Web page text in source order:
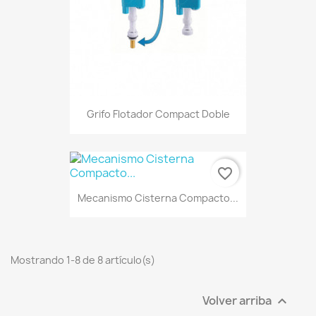
Grifo Flotador Compact Doble
Mecanismo Cisterna Compacto...
favorite_border
Mostrando 1-8 de 8 artículo(s)
Volver arriba 